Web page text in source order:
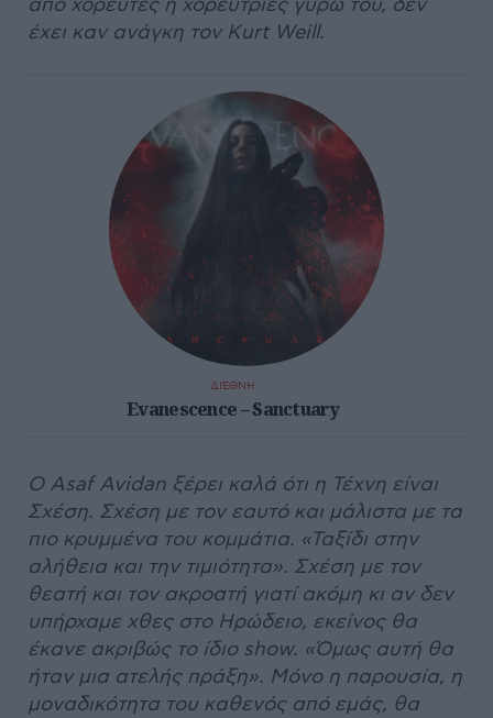
έχει καν ανάγκη τον Kurt Weill.
ΔΙΕΘΝΗ
Evanescence – Sanctuary
Ο Asaf Avidan ξέρει καλά ότι η Τέχνη είναι
Σχέση. Σχέση με τον εαυτό και μάλιστα με τα
πιο κρυμμένα του κομμάτια. «Ταξίδι στην
αλήθεια και την τιμιότητα». Σχέση με τον
θεατή και τον ακροατή γιατί ακόμη κι αν δεν
υπήρχαμε χθες στο Ηρώδειο, εκείνος θα
έκανε ακριβώς το ίδιο show. «Όμως αυτή θα
ήταν μια ατελής πράξη». Μόνο η παρουσία, η
μοναδικότητα του καθενός από εμάς, θα